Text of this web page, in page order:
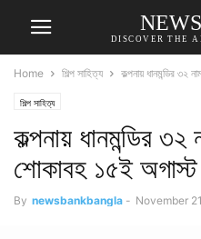
DISCOVER THE
Home শিল্প সাহিত্য কল্পনায় ধানমন্ডির ৩২
শিল্প সাহিত্য
কল্পনায় ধানমন্ডির ৩২
শোকাবহ ১৫ই অগাস্ট
By newsbankbangla - November